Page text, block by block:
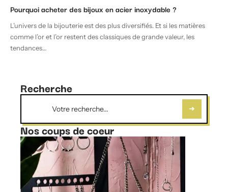
Pourquoi acheter des bijoux en acier inoxydable ?
L’univers de la bijouterie est des plus diversifiés. Et si les matières
comme l’or et l’or restent des classiques de grande valeur, les
tendances…
Recherche
Nos coups de coeur